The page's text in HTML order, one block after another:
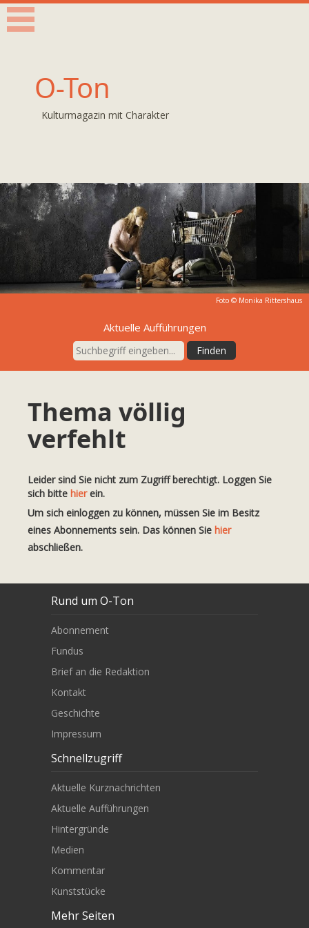
O-Ton
Kulturmagazin mit Charakter
Foto © Monika Rittershaus
Aktuelle Aufführungen
Thema völlig
verfehlt
Leider sind Sie nicht zum Zugriff berechtigt. Loggen Sie
sich bitte hierein.
Um sich einloggen zu können, müssen Sie im Besitz
eines Abonnements sein. Das können Sie hier
abschließen.
Rund um O-Ton
Abonnement
Fundus
Brief an die Redaktion
Kontakt
Geschichte
Impressum
Schnellzugriff
Aktuelle Kurznachrichten
Aktuelle Aufführungen
Hintergründe
Medien
Kommentar
Kunststücke
Mehr Seiten